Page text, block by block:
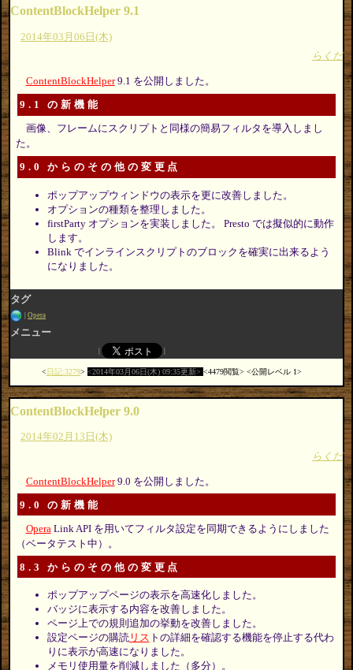
ContentBlockHelper 9.1
2014年03月06日(木)
らくだ
ContentBlockHelper9.1 を公開しました。
9.1 の新機能
画像、フレームにスクリプトと同様の簡易フィルタを導入しまし
た。
9.0 からのその他の変更点
ポップアップウィンドウの表示を更に改善しました。
オプションの種類を整理しました。
firstParty オプションを実装しました。 Presto では擬似的に動作
します。
Blink でインラインスクリプトのブロックを確実に出来るよう
になりました。
タグ
Opera
メニュー
日記:3279 2014年03月06日(木) 09:35更新 4479閲覧 公開レベル 1
ContentBlockHelper 9.0
2014年02月13日(木)
らくだ
ContentBlockHelper9.0 を公開しました。
9.0 の新機能
Opera Link API を用いてフィルタ設定を同期できるようにしました
（ベータテスト中）。
8.3 からのその他の変更点
ポップアップページの表示を高速化しました。
バッジに表示する内容を改善しました。
ページ上での規則追加の挙動を改善しました。
設定ページの購読リス トの詳細を確認する機能を停止する代わ
りに表示が高速になりました。
メモリ使用量を削減しました（多分）。